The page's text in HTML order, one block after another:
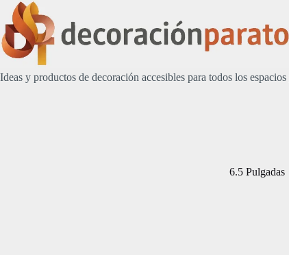
Saltar
contenido
Ideas y productos de decoración accesibles para todos los
6.5 Pulgadas